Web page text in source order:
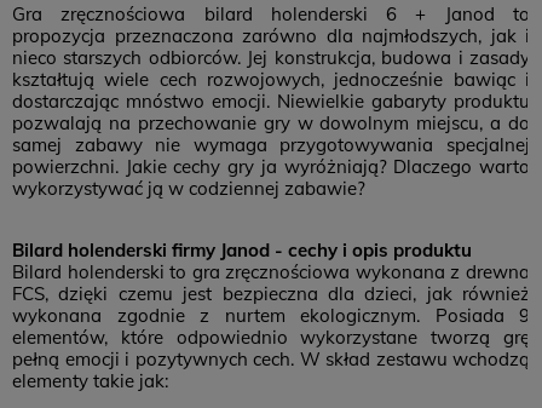
Gra zręcznościowa bilard holenderski 6 + Janod to
propozycja przeznaczona zarówno dla najmłodszych, jak i
nieco starszych odbiorców. Jej konstrukcja, budowa i zasady
kształtują wiele cech rozwojowych, jednocześnie bawiąc i
dostarczając mnóstwo emocji. Niewielkie gabaryty produktu
pozwalają na przechowanie gry w dowolnym miejscu, a do
samej zabawy nie wymaga przygotowywania specjalnej
powierzchni. Jakie cechy gry ja wyróżniają? Dlaczego warto
wykorzystywać ją w codziennej zabawie?
Bilard holenderski firmy Janod - cechy i opis produktu
Bilard holenderski to gra zręcznościowa wykonana z drewna
FCS, dzięki czemu jest bezpieczna dla dzieci, jak również
wykonana zgodnie z nurtem ekologicznym. Posiada 9
elementów, które odpowiednio wykorzystane tworzą grę
pełną emocji i pozytywnych cech. W skład zestawu wchodzą
elementy takie jak: